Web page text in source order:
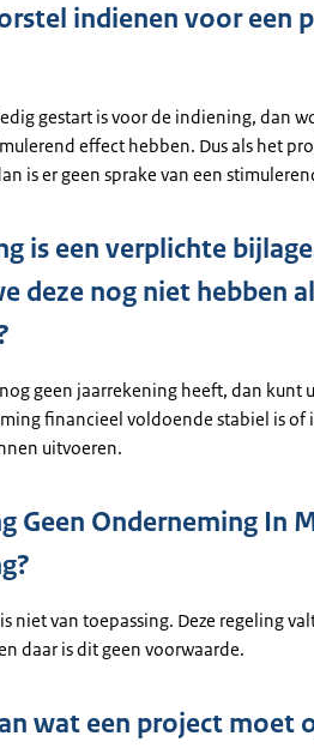
indienen voor een
gestart is voor de indiening, dan
effect hebben. Dus als het
is er geen sprake van een
is een verplichte
deze nog niet hebben
geen jaarrekening heeft, dan
financieel voldoende stabiel is of
uitvoeren.
Geen Onderneming In
is niet van toepassing. Deze regeling
daar is dit geen voorwaarde.
wat een project moet